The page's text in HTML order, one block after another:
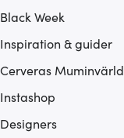
Black Week
Inspiration & guider
Cerveras Muminvärld
Instashop
Designers